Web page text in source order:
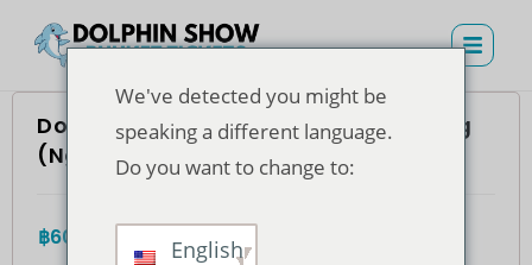
Dolphins Bay Phuket – Vé ghế thường
(Người nước ngoài)
฿600.00 Tổng cộng
We've detected you might be
speaking a different language.
Do you want to change to:
English